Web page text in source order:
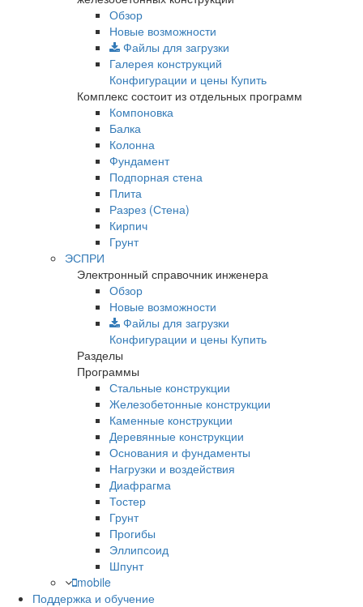
Обзор
Новые возможности
Файлы для загрузки
Галерея конструкций
Конфигурации и цены Купить
Комплекс состоит из отдельных программ
Компоновка
Балка
Колонна
Фундамент
Подпорная стена
Плита
Разрез (Стена)
Кирпич
Грунт
ЭСПРИ
Электронный справочник инженера
Обзор
Новые возможности
Файлы для загрузки
Конфигурации и цены Купить
Разделы
Программы
Стальные конструкции
Железобетонные конструкции
Каменные конструкции
Деревянные конструкции
Основания и фундаменты
Нагрузки и воздействия
Диафрагма
Тостер
Грунт
Прогибы
Эллипсоид
Шпунт
mobile
Поддержка и обучение